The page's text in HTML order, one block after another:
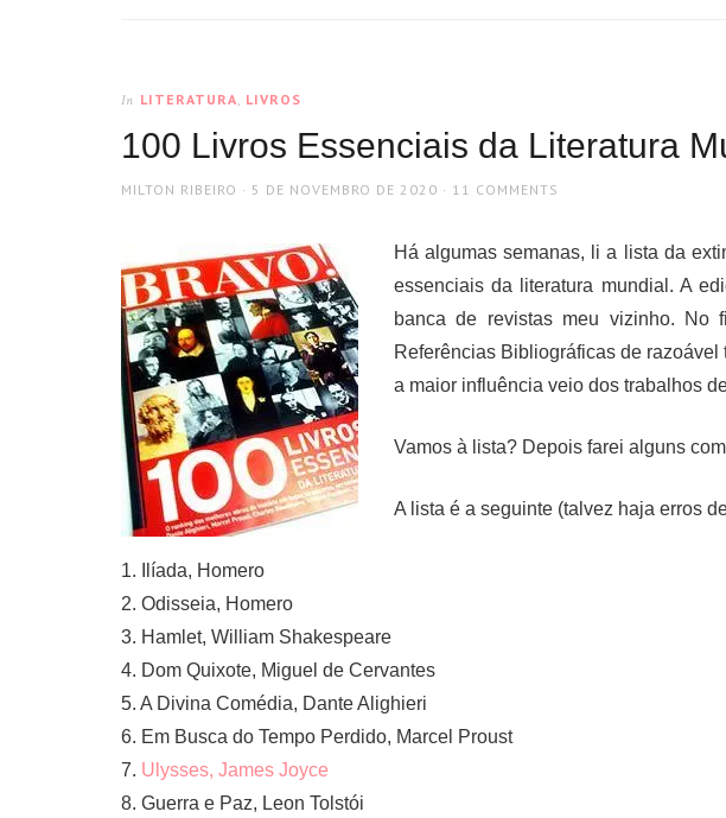
In LITERATURA LIVROS
100 Livros Essenciais da Literatura
AUTHOR
MILTON RIBEIRO
POSTED
5 DE NOVEMBRO DE 2020 11 COMMENTS
Há algumas semanas, li a lista da
essenciais da literatura mundial. A
banca de revistas meu vizinho. No
Referências Bibliográficas de
a maior influência veio dos trabalhos
Vamos à lista? Depois farei alguns
A lista é a seguinte (talvez haja erros
1. Ilíada, Homero
2. Odisseia, Homero
3. Hamlet, William Shakespeare
4. Dom Quixote, Miguel de Cervantes
5. A Divina Comédia, Dante Alighieri
6. Em Busca do Tempo Perdido, Marcel Proust
7. Ulysses, James Joyce
8. Guerra e Paz, Leon Tolstói